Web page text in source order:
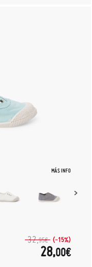
MÁS INFO
32,95€ (-15%)
28,00€